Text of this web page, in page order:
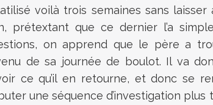
voilà trois semaines sans
prétextant que ce dernier l’a
on apprend que le père a
de sa journée de boulot. Il va
ce qu’il en retourne, et donc se
une séquence d’investigation plus